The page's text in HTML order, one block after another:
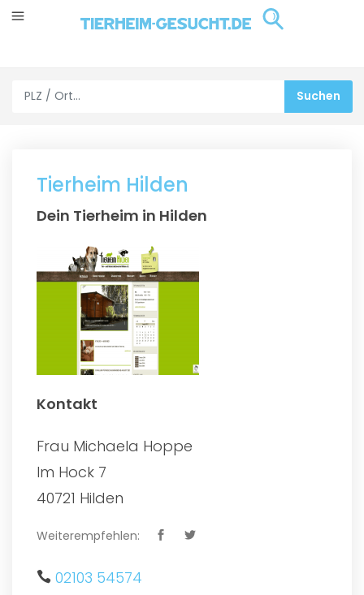
Tierheim Hilden
Dein Tierheim in Hilden
Kontakt
Frau Michaela Hoppe
Im Hock 7
40721 Hilden
Weiterempfehlen:
02103 54574